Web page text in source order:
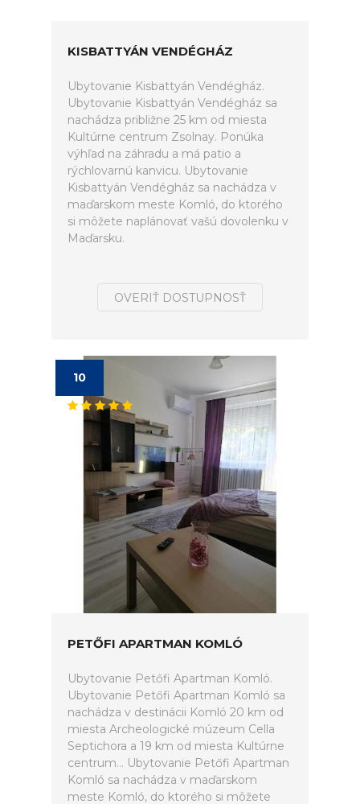
KISBATTYÁN VENDÉGHÁZ
Ubytovanie Kisbattyán Vendégház.
Ubytovanie Kisbattyán Vendégház sa
nachádza približne 25 km od miesta
Kultúrne centrum Zsolnay. Ponúka
výhľad na záhradu a má patio a
rýchlovarnú kanvicu. Ubytovanie
Kisbattyán Vendégház sa nachádza v
maďarskom meste Komló, do ktorého
si môžete naplánovať vašú dovolenku v
Maďarsku.
OVERIŤ DOSTUPNOSŤ
10
PETŐFI APARTMAN KOMLÓ
Ubytovanie Petőfi Apartman Komló.
Ubytovanie Petőfi Apartman Komló sa
nachádza v destinácii Komló 20 km od
miesta Archeologické múzeum Cella
Septichora a 19 km od miesta Kultúrne
centrum... Ubytovanie Petőfi Apartman
Komló sa nachádza v maďarskom
meste Komló, do ktorého si môžete